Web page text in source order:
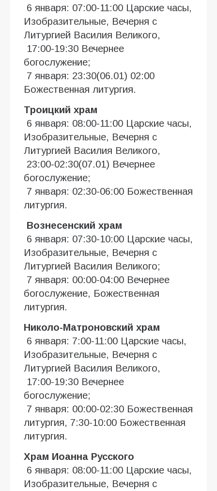
6 января: 07:00-11:00 Царские часы,
Изобразительные, Вечерня с
Литургией Василия Великого,
17:00-19:30 Вечернее
богослужение;
7 января: 23:30(06.01) 02:00
Божественная литургия.
Троицкий храм
6 января: 08:00-11:00 Царские часы,
Изобразительные, Вечерня с
Литургией Василия Великого,
23:00-02:30(07.01) Вечернее
богослужение;
7 января: 02:30-06:00 Божественная
литургия.
Вознесенский храм
6 января: 07:30-10:00 Царские часы,
Изобразительные, Вечерня с
Литургией Василия Великого;
7 января: 00:00-04:00 Вечернее
богослужение, Божественная
литургия.
Николо-Матроновский храм
6 января: 7:00-11:00 Царские часы,
Изобразительные, Вечерня с
Литургией Василия Великого,
17:00-19:30 Вечернее
богослужение;
7 января: 00:00-02:30 Божественная
литургия, 7:30-10:00 Божественная
литургия.
Храм Иоанна Русского
6 января: 08:00-11:00 Царские часы,
Изобразительные, Вечерня с